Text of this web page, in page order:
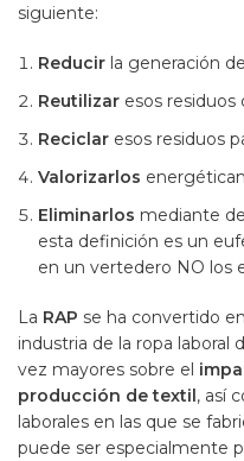
siguiente:
Reducir la generación
Reutilizar esos
Reciclar esos residuos
Valorizarlos
Eliminarlos mediante
esta definición es un
en un vertedero NO los
La RAP se ha convertido
industria de la ropa laboral
vez mayores sobre el
producción de textil, así
laborales en las que se
puede ser especialmente